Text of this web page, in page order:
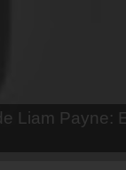
a su hija Aria